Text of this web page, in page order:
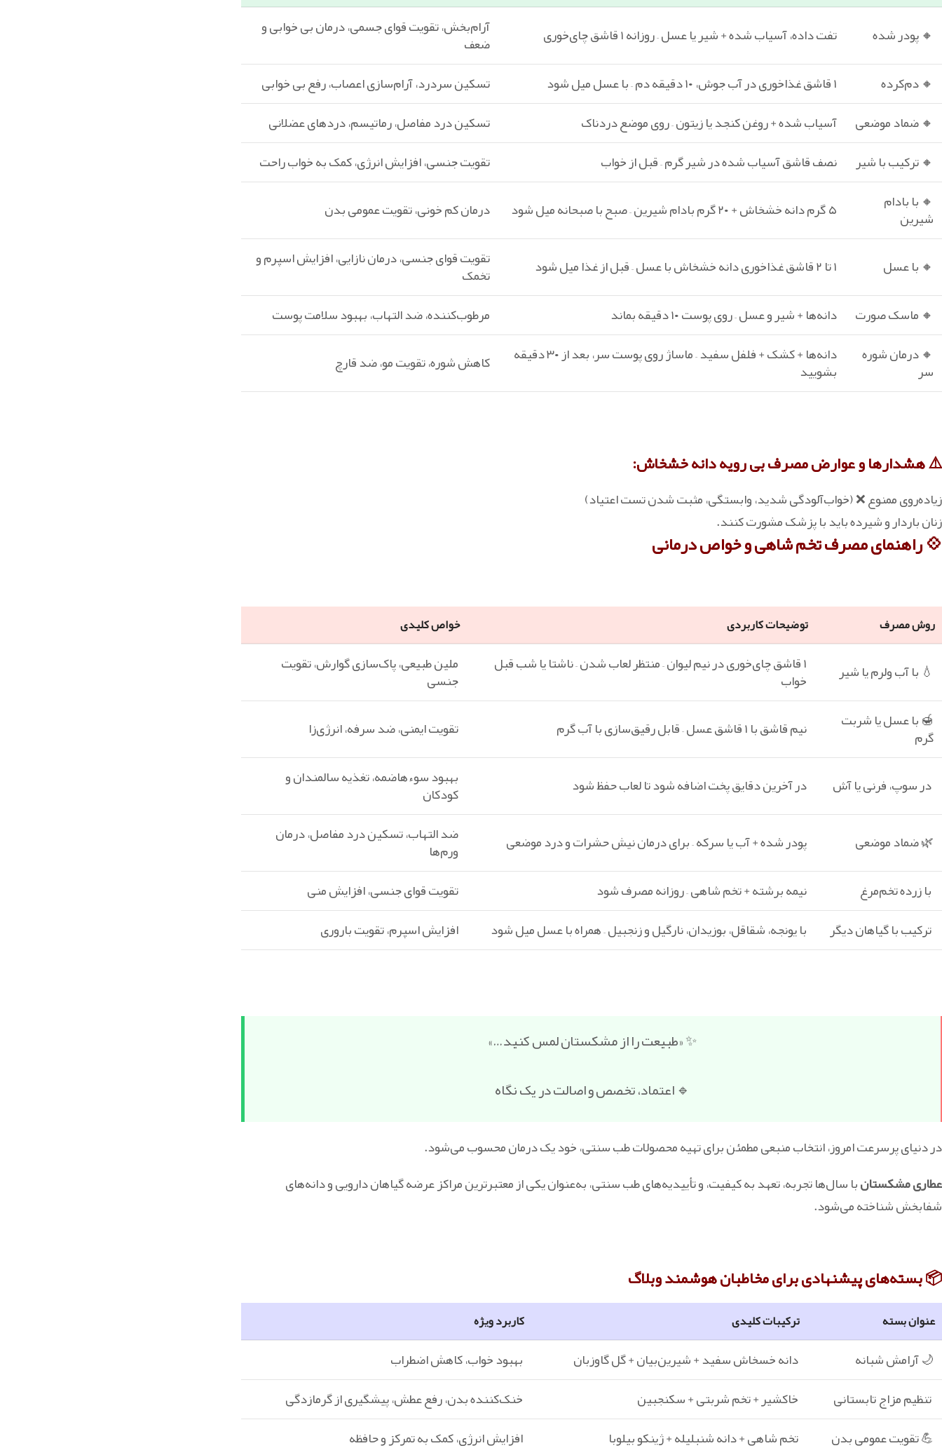
🔸 پودر شده تفت داده، آسیاب شده + شیر یا عسل – روزانه ۱ قاشق چای‌خوری آرام‌بخش، تقویت قوای جسمی، درمان بی‌ خوابی و
ضعف
🔸 دم‌کرده
۱ قاشق غذاخوری در آب جوش، ۱۰ دقیقه دم – با عسل میل شود
تسکین سردرد، آرام‌سازی اعصاب، رفع بی‌ خوابی
🔸 ضماد موضعی
آسیاب شده + روغن کنجد یا زیتون – روی موضع دردناک
تسکین درد مفاصل، رماتیسم، دردهای عضلانی
🔸 ترکیب با شیر
نصف قاشق آسیاب‌ شده در شیر گرم – قبل از خواب
تقویت جنسی، افزایش انرژی، کمک به خواب راحت
🔸 با بادام
شیرین ۵ گرم دانه خشخاش + ۲۰ گرم بادام شیرین – صبح با صبحانه میل شود درمان کم‌ خونی، تقویت عمومی بدن
🔸 با عسل ۱ تا ۲ قاشق غذاخوری دانه خشخاش با عسل – قبل از غذا میل شود تقویت قوای جنسی، درمان نازایی، افزایش اسپرم و
تخمک
🔸 ماسک صورت
دانه‌ها + شیر و عسل – روی پوست ۱۰ دقیقه بماند
مرطوب‌کننده، ضد التهاب، بهبود سلامت پوست
🔸 درمان شوره
سر
دانه‌ها + کشک + فلفل سفید – ماساژ روی پوست سر، بعد از ۳۰ دقیقه
بشویید کاهش شوره، تقویت مو، ضد قارچ
⚠️ هشدارها و عوارض مصرف بی رویه دانه خشخاش:
زیاده‌روی ممنوع ❌ (خواب‌آلودگی شدید، وابستگی، مثبت شدن تست اعتیاد)
زنان باردار و شیرده باید با پزشک مشورت کنند.
💠 راهنمای مصرف تخم شاهی و خواص درمانی
روش مصرف توضیحات کاربردی خواص کلیدی
💧 با آب ولرم یا شیر ۱ قاشق چای‌خوری در نیم لیوان – منتظر لعاب شدن – ناشتا یا شب قبل
خواب
ملین طبیعی، پاک‌سازی گوارش، تقویت
جنسی
🍯 با عسل یا شربت
گرم نیم قاشق با ۱ قاشق عسل – قابل رقیق‌سازی با آب گرم تقویت ایمنی، ضد سرفه، انرژی‌زا
در سوپ، فرنی یا آش در آخرین دقایق پخت اضافه شود تا لعاب حفظ شود بهبود سوء‌هاضمه، تغذیه سالمندان و
کودکان
🌿 ضماد موضعی
پودر شده + آب یا سرکه – برای درمان نیش حشرات و درد موضعی ضد التهاب، تسکین درد مفاصل، درمان
ورم‌ها
با زرده تخم‌مرغ
نیمه‌ برشته + تخم شاهی – روزانه مصرف شود
تقویت قوای جنسی، افزایش منی
ترکیب با گیاهان دیگر
با یونجه، شقاقل، بوزیدان، نارگیل و زنجبیل – همراه با عسل میل شود افزایش اسپرم، تقویت باروری
✨ «طبیعت را از مشکستان لمس کنید…»
🔹 اعتماد، تخصص و اصالت در یک نگاه
در دنیای پرسرعت امروز، انتخاب منبعی مطمئن برای تهیه محصولات طب سنتی، خود یک درمان محسوب می‌شود.
عطاری مشکستانبا سال‌ها تجربه، تعهد به کیفیت، و تأییدیه‌های طب سنتی، به‌عنوان یکی از معتبرترین مراکز عرضه گیاهان دارویی و دانه‌های
شفابخش شناخته می‌شود.
📦 بسته‌های پیشنهادی برای مخاطبان هوشمند وبلاگ
عنوان بسته ترکیبات کلیدی کاربرد ویژه
🌙 آرامش شبانه دانه خسخاش سفید + شیرین‌بیان + گل گاوزبان
بهبود خواب، کاهش اضطراب
تنظیم مزاج تابستانی
خاکشیر + تخم شربتی + سکنجبین
خنک‌کننده بدن، رفع عطش، پیشگیری از گرمازدگی
💪 تقویت عمومی بدن
تخم شاهی + دانه شنبلیله + ژینکو بیلوبا افزایش انرژی، کمک به تمرکز و حافظه